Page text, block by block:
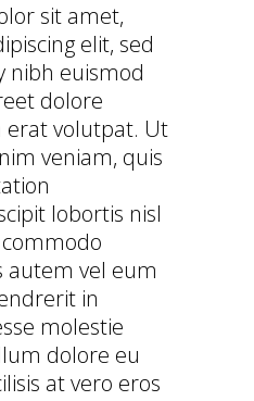
sit amet,
elit, sed
nibh euismod
dolore
erat volutpat. Ut
veniam, quis
lobortis nisl
autem vel eum
in
molestie
dolore eu
at vero eros